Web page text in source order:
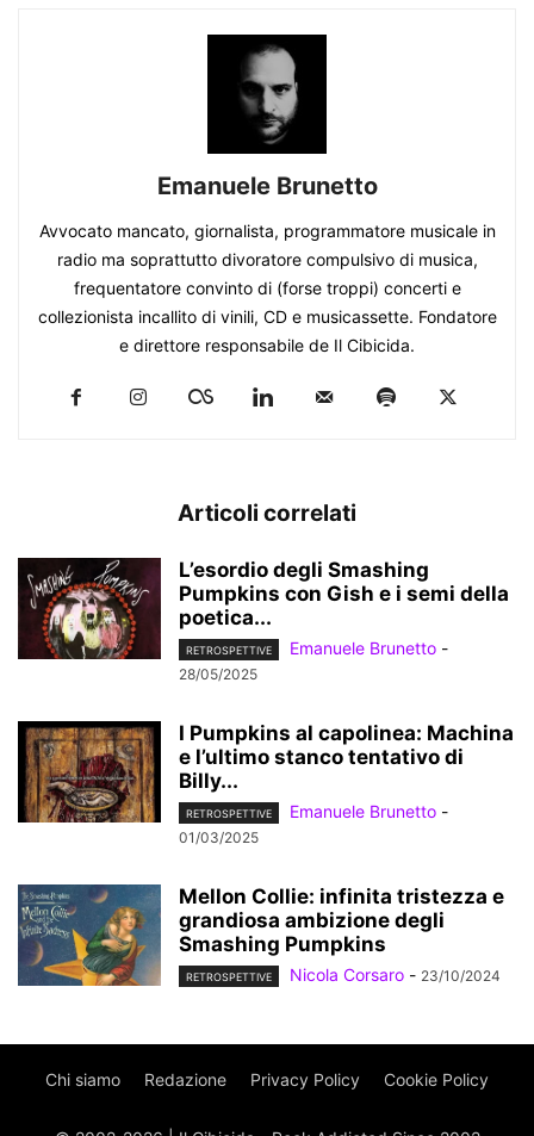
Emanuele Brunetto
Avvocato mancato, giornalista, programmatore musicale in
radio ma soprattutto divoratore compulsivo di musica,
frequentatore convinto di (forse troppi) concerti e
collezionista incallito di vinili, CD e musicassette. Fondatore
e direttore responsabile de Il Cibicida.
Articoli correlati
L’esordio degli Smashing
Pumpkins con Gish e i semi della
poetica...
RETROSPETTIVE Emanuele Brunetto -
28/05/2025
I Pumpkins al capolinea: Machina
e l’ultimo stanco tentativo di
Billy...
RETROSPETTIVE Emanuele Brunetto -
01/03/2025
Mellon Collie: infinita tristezza e
grandiosa ambizione degli
Smashing Pumpkins
RETROSPETTIVE Nicola Corsaro - 23/10/2024
Chi siamo Redazione Privacy Policy Cookie Policy